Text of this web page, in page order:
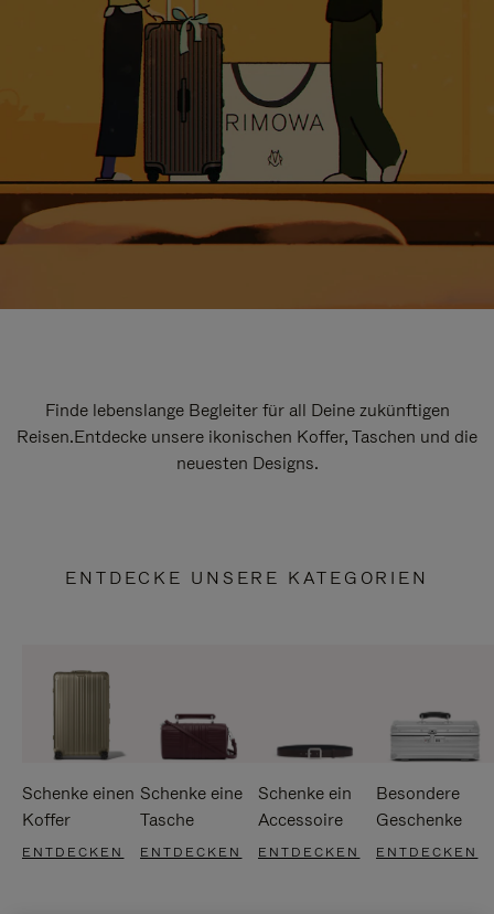
Finde lebenslange Begleiter für all Deine zukünftigen
Reisen.Entdecke unsere ikonischen Koffer, Taschen und die
neuesten Designs.
ENTDECKE UNSERE KATEGORIEN
Schenke einen
Koffer
ENTDECKEN
Schenke eine
Tasche
ENTDECKEN
Schenke ein
Accessoire
ENTDECKEN
Besondere
Geschenke
ENTDECKEN